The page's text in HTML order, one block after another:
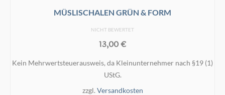
MÜSLISCHALEN GRÜN & FORM
NICHT BEWERTET
13,00€
Kein Mehrwertsteuerausweis, da Kleinunternehmer nach §19 (1)
UStG.
zzgl. Versandkosten